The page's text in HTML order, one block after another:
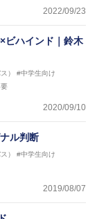
トコーチ
コーチ
2022/09/23
ビハインド｜鈴木
）
#中学生向け
2020/09/10
ル判断
）
#中学生向け
2019/08/07